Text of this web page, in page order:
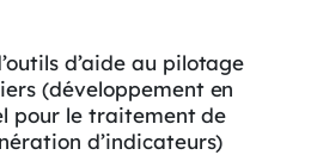
d’aide au pilotage
(développement en
pour le traitement de
d’indicateurs)